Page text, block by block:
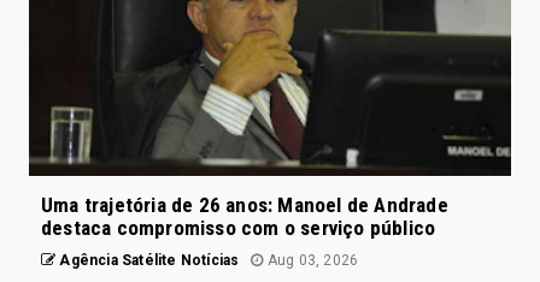
Uma trajetória de 26 anos: Manoel de Andrade
destaca compromisso com o serviço público
Agência Satélite Notícias Aug 03, 2026